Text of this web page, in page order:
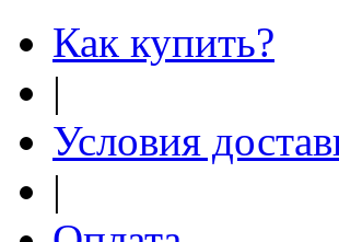
Как купить?
|
Условия
|